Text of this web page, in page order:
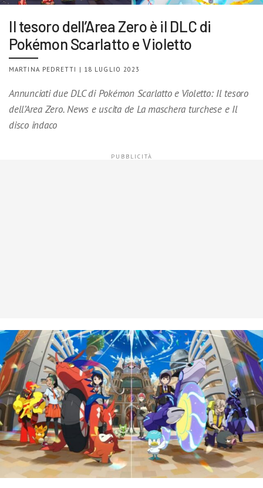
Il tesoro dell’Area Zero è il DLC di
Pokémon Scarlatto e Violetto
MARTINA PEDRETTI | 18 LUGLIO 2023
Annunciati due DLC di Pokémon Scarlatto e Violetto: Il tesoro
dell’Area Zero. News e uscita de La maschera turchese e Il
disco indaco